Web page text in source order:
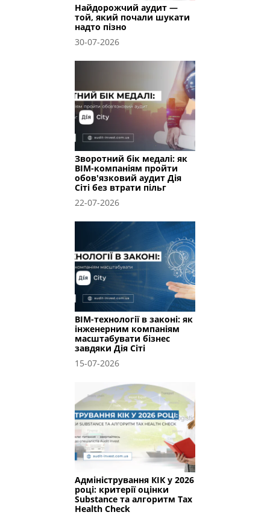
Найдорожчий аудит —
той, який почали шукати
надто пізно
30-07-2026
Зворотний бік медалі: як
BIM-компаніям пройти
обов'язковий аудит Дія
Сіті без втрати пільг
22-07-2026
BIM-технології в законі: як
інженерним компаніям
масштабувати бізнес
завдяки Дія Сіті
15-07-2026
Адміністрування КІК у 2026
році: критерії оцінки
Substance та алгоритм Tax
Health Check